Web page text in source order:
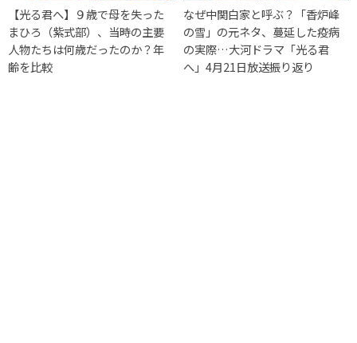
【光る君へ】９歳で母を失った
まひろ（紫式部）、当時の主要
人物たちは何歳だったのか？年
齢を比較
なぜ中関白家と呼ぶ？「香炉峰
の雪」の元ネタ、蔓延した疫病
の実際…大河ドラマ「光る君
へ」4月21日放送振り返り